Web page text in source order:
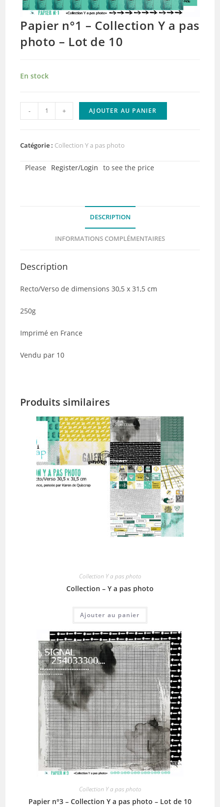
Papier n°1 – Collection Y a pas
photo – Lot de 10
En stock
quantité
de
n°1
Collection
10
- + AJOUTER AU PANIER
Catégorie : Collection Y a pas photo
Please Register/Login to see the price
DESCRIPTION
INFORMATIONS COMPLÉMENTAIRES
Description
Recto/Verso de dimensions 30,5 x 31,5 cm
250g
Imprimé en France
Vendu par 10
Produits similaires
Collection Y a pas photo
Collection – Y a pas photo
Ajouter au panier
Collection Y a pas photo
Papier n°3 – Collection Y a pas photo – Lot de 10